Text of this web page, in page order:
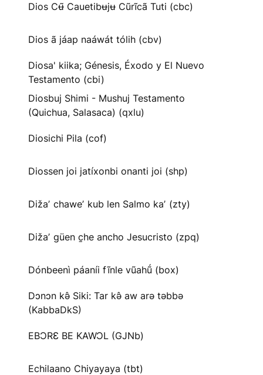
Dios Cʉ̃ Cauetibʉjʉ Cũrĩcã Tuti (cbc)
Dios ã jáap naáwát tólih (cbv)
Diosa' kiika; Génesis, Éxodo y El Nuevo
Testamento (cbi)
Diosbuj Shimi - Mushuj Testamento
(Quichua, Salasaca) (qxlu)
Diosichi Pila (cof)
Diossen joi jatíxonbi onanti joi (shp)
Dižaʼ chaweʼ kub len Salmo kaʼ (zty)
Dižaʼ güen c̱he ancho Jesucristo (zpq)
Dónbeenì páaníi fĩnle vũahṹ (box)
Dɔnɔn kə̂ Siki: Tar kə̂ aw arə təbbə
(KabbaDkS)
EBƆRƐ BE KAWƆL (GJNb)
Echilaano Chiyayaya (tbt)